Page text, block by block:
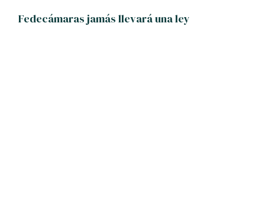
Fedecámaras jamás llevará una ley